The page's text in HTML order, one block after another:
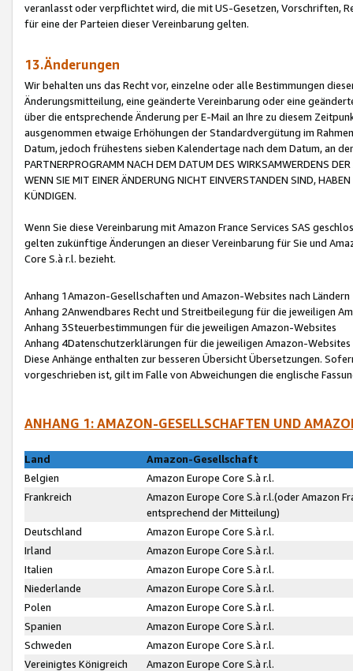
veranlasst oder verpflichtet wird, die mit US-Gesetzen, Vorschriften,
für eine der Parteien dieser Vereinbarung gelten.
13.Änderungen
Wir behalten uns das Recht vor, einzelne oder alle Bestimmungen
Änderungsmitteilung, eine geänderte Vereinbarung oder eine
über die entsprechende Änderung per E-Mail an Ihre zu diesem
ausgenommen etwaige Erhöhungen der Standardvergütung im
Datum, jedoch frühestens sieben Kalendertage nach dem Datum, an
PARTNERPROGRAMM NACH DEM DATUM DES WIRKSAMWERDENS
WENN SIE MIT EINER ÄNDERUNG NICHT EINVERSTANDEN SIND,
KÜNDIGEN.
Wenn Sie diese Vereinbarung mit Amazon France Services SAS
gelten zukünftige Änderungen an dieser Vereinbarung für Sie und
Core S.à r.l. bezieht.
Anhang 1Amazon-Gesellschaften und Amazon-Websites nach Ländern
Anhang 2Anwendbares Recht und Streitbeilegung für die jeweiligen
Anhang 3Steuerbestimmungen für die jeweiligen Amazon-Websites
Anhang 4Datenschutzerklärungen für die jeweiligen Amazon-Websites
Diese Anhänge enthalten zur besseren Übersicht Übersetzungen.
vorgeschrieben ist, gilt im Falle von Abweichungen die englische
ANHANG 1: AMAZON-GESELLSCHAFTEN UND
Land
Amazon-Gesellschaft
Belgien
Amazon Europe Core S.à r.l.
Frankreich
Amazon Europe Core S.à r.l.(oder Amazon
entsprechend der Mitteilung)
Deutschland
Amazon Europe Core S.à r.l.
Irland
Amazon Europe Core S.à r.l.
Italien
Amazon Europe Core S.à r.l.
Niederlande
Amazon Europe Core S.à r.l.
Polen
Amazon Europe Core S.à r.l.
Spanien
Amazon Europe Core S.à r.l.
Schweden
Amazon Europe Core S.à r.l.
Vereinigtes Königreich
Amazon Europe Core S.à r.l.